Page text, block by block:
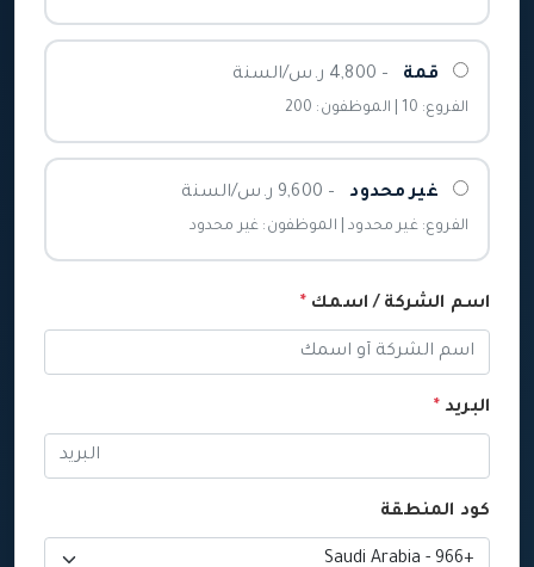
قمة – 4,800 ر.س/السنة
الفروع: 10 | الموظفون: 200
غير محدود – 9,600 ر.س/السنة
الفروع: غير محدود | الموظفون: غير محدود
اسم الشركة / اسمك *
البريد *
كود المنطقة